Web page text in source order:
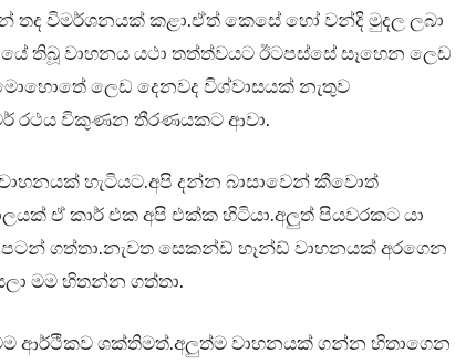
තද විමර්ශනයක් කළා.ඒත් කෙසේ හෝ වන්දි මුදල ලබා
තිබූ වාහනය යථා තත්ත්වයට ඊටපස්සේ සෑහෙන ලෙඩ
ලෙඩ දෙනවද විශ්වාසයක් නැතුව
රථය විකුණන තීරණයකට ආවා.
හැටියට.අපි දන්න බාසාවෙන් කීවොත්
ඒ කාර් එක අපි එක්ක හිටියා.අලුත් පියවරකට යා
ගත්තා.නැවත සෙකන්ඩ් හෑන්ඩ් වාහනයක් අරගෙන
මම හිතන්න ගත්තා.
ආර්ථිකව ශක්තිමත්.අලුත්ම වාහනයක් ගන්න හිතාගෙන